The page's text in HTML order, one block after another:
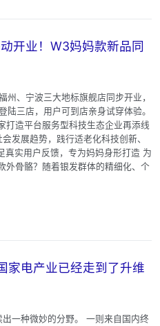
开业！W3妈妈款新品同
州、宁波三大地标旗舰店同步开业，
陆三店，用户可到店亲身试穿体验。
打造平台服务型科技生态企业再添线
发展趋势，践行适老化科技创新、
真实用户反馈，专为妈妈身形打造 为
外骨骼？随着银发群体的精细化、个
家电产业已经走到了升维
一种微妙的分野。 一则来自国内终